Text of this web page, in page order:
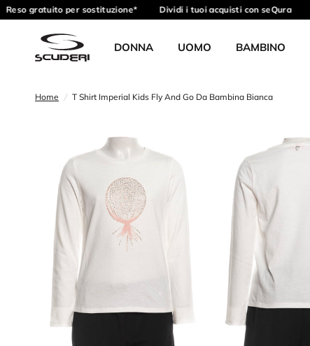
Reso gratuito per sostituzione* Dividi i tuoi acquisti con seQura
DONNA UOMO BAMBINO
Home / T Shirt Imperial Kids Fly And Go Da Bambina Bianca